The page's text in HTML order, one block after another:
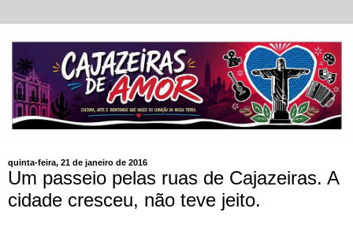
quinta-feira, 21 de janeiro de 2016
Um passeio pelas ruas de Cajazeiras. A
cidade cresceu, não teve jeito.